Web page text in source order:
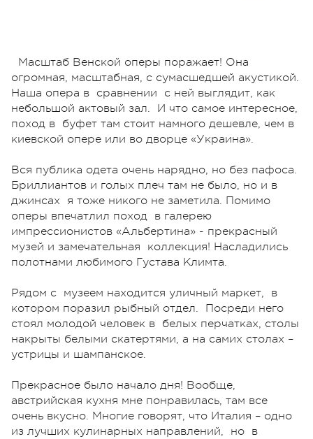
Масштаб Венской оперы поражает! Она
огромная, масштабная, с сумасшедшей акустикой.
Наша опера в сравнении с ней выглядит, как
небольшой актовый зал. И что самое интересное,
поход в буфет там стоит намного дешевле, чем в
киевской опере или во дворце «Украина».
Вся публика одета очень нарядно, но без пафоса.
Бриллиантов и голых плеч там не было, но и в
джинсах я тоже никого не заметила. Помимо
оперы впечатлил поход в галерею
импрессионистов «Альбертина» - прекрасный
музей и замечательная коллекция! Насладились
полотнами любимого Густава Климта.
Рядом с музеем находится уличный маркет, в
котором поразил рыбный отдел. Посреди него
стоял молодой человек в белых перчатках, столы
накрыты белыми скатертями, а на самих столах –
устрицы и шампанское.
Прекрасное было начало дня! Вообще,
австрийская кухня мне понравилась, там все
очень вкусно. Многие говорят, что Италия – одно
из лучших кулинарных направлений, но в